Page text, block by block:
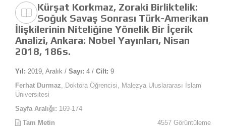
Kürşat Korkmaz, Zoraki Birliktelik:
Soğuk Savaş Sonrası Türk-Amerikan
İlişkilerinin Niteliğine Yönelik Bir İçerik
Analizi, Ankara: Nobel Yayınları, Nisan
2018, 186s.
Yıl: 2019, Aralık / Sayı: 4 / Cilt: 9
Ferhat Durmaz , Doktora Öğrencisi, Malezya Uluslararası İslam
Üniversitesi
Sayfa Aralığı: 169-174
Tam Metin
4557 Görüntüleme